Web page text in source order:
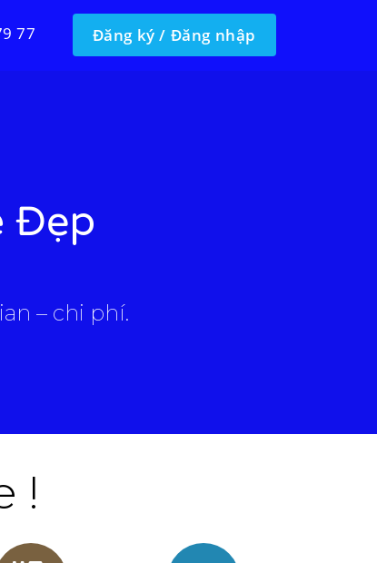
77 Đăng ký / Đăng nhập
Đẹp
– chi phí.
!